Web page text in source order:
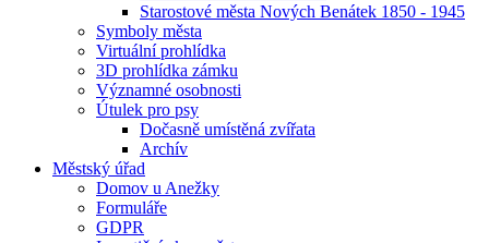
Starostové města Nových Benátek 1850 - 1945
Symboly města
Virtuální prohlídka
3D prohlídka zámku
Významné osobnosti
Útulek pro psy
Dočasně umístěná zvířata
Archív
Městský úřad
Domov u Anežky
Formuláře
GDPR